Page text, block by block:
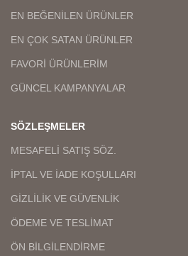
EN BEĞENİLEN ÜRÜNLER
EN ÇOK SATAN ÜRÜNLER
FAVORİ ÜRÜNLERİM
GÜNCEL KAMPANYALAR
SÖZLEŞMELER
MESAFELİ SATIŞ SÖZ.
İPTAL VE İADE KOŞULLARI
GİZLİLİK VE GÜVENLİK
ÖDEME VE TESLİMAT
ÖN BİLGİLENDİRME